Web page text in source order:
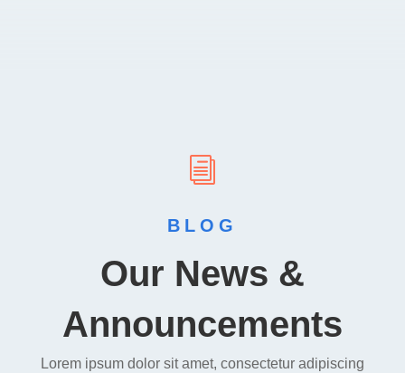
i
BLOG
Our News &
Announcements
Lorem ipsum dolor sit amet, consectetur adipiscing